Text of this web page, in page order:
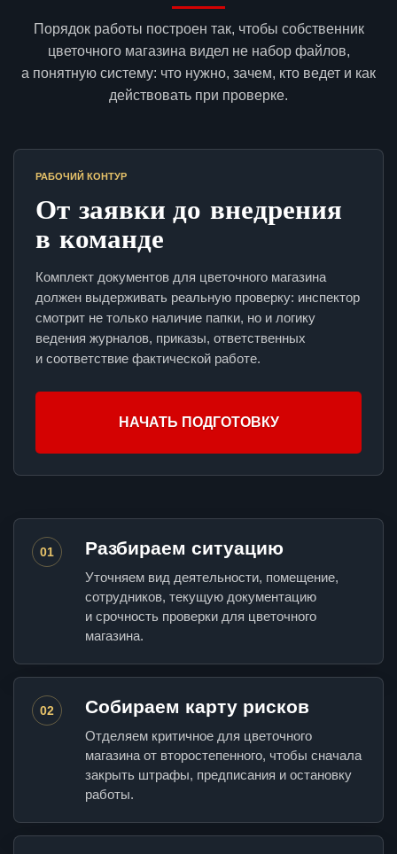
Порядок работы построен так, чтобы собственник
цветочного магазина видел не набор файлов,
а понятную систему: что нужно, зачем, кто ведет и как
действовать при проверке.
РАБОЧИЙ КОНТУР
От заявки до внедрения
в команде
Комплект документов для цветочного магазина
должен выдерживать реальную проверку: инспектор
смотрит не только наличие папки, но и логику
ведения журналов, приказы, ответственных
и соответствие фактической работе.
НАЧАТЬ ПОДГОТОВКУ
01 Разбираем ситуацию
Уточняем вид деятельности, помещение,
сотрудников, текущую документацию
и срочность проверки для цветочного
магазина.
02 Собираем карту рисков
Отделяем критичное для цветочного
магазина от второстепенного, чтобы сначала
закрыть штрафы, предписания и остановку
работы.